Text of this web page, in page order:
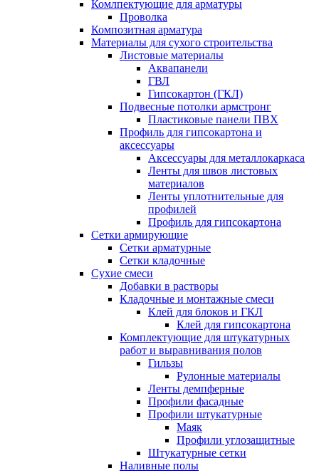
Комлпектующие для арматуры
Проволка
Композитная арматура
Материалы для сухого строительства
Листовые материалы
Аквапанели
ГВЛ
Гипсокартон (ГКЛ)
Подвесные потолки армстронг
Пластиковые панели ПВХ
Профиль для гипсокартона и
аксессуары
Аксессуары для металлокаркаса
Ленты для швов листовых
материалов
Ленты уплотнительные для
профилей
Профиль для гипсокартона
Сетки армирующие
Сетки арматурные
Сетки кладочные
Сухие смеси
Добавки в растворы
Кладочные и монтажные смеси
Клей для блоков и ГКЛ
Клей для гипсокартона
Комплектующие для штукатурных
работ и выравнивания полов
Гильзы
Рулонные материалы
Ленты демпферные
Профили фасадные
Профили штукатурные
Маяк
Профили углозащитные
Штукатурные сетки
Наливные полы